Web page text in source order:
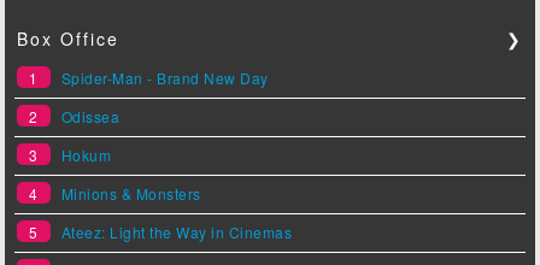
Box Office ❯
1
Spider-Man - Brand New Day
2
Odissea
3
Hokum
4
Minions & Monsters
5
Ateez: Light the Way in Cinemas